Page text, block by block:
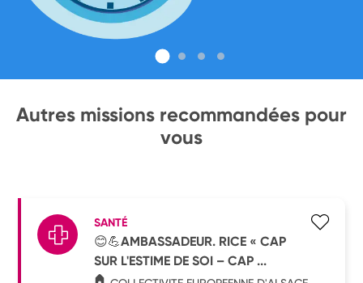
Autres missions recommandées pour
vous
SANTÉ
😊💪AMBASSADEUR. RICE « CAP
SUR L'ESTIME DE SOI – CAP ...